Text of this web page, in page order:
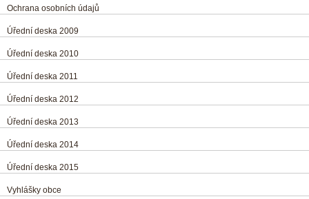
Ochrana osobních údajů
Úřední deska 2009
Úřední deska 2010
Úřední deska 2011
Úřední deska 2012
Úřední deska 2013
Úřední deska 2014
Úřední deska 2015
Vyhlášky obce